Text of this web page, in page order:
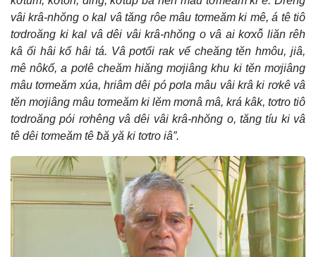
vâi krâ-nhŏng o kal vâ tăng rôe mâu tơmeăm ki mê, á tê tiô
tơdroăng ki kal vâ dêi vâi krâ-nhŏng o vâ ai kơxô̆ liăn rêh
kâ ối hâi kố hâi tá. Vâ pơtối rak vế cheăng tĕn hmôu, jiâ,
mê nôkố, a pơlê cheăm hiăng mơjiâng khu ki tĕn mơjiâng
mâu tơmeăm xúa, hriâm dêi pó pơla mâu vâi krâ ki rơkê vâ
tĕn mơjiâng mâu tơmeăm ki lĕm mơnâ mâ, krá kâk, tơtro tiô
tơdroăng pói rơhêng vâ dêi vâi krâ-nhŏng o, tăng tíu ki vâ
tê dêi tơmeăm tê ƀă yă ki tơtro iâ”.